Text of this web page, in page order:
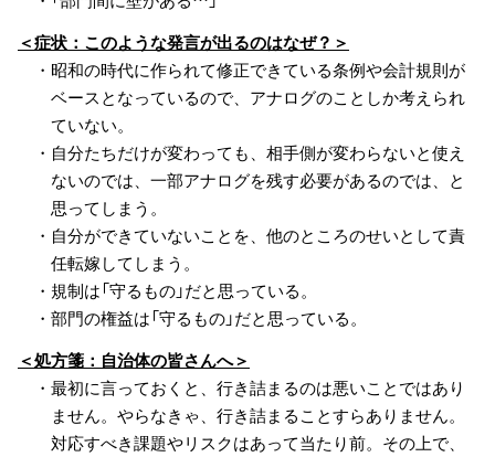
＜症状：このような発言が出るのはなぜ？＞
・昭和の時代に作られて修正できている条例や会計規則が
ベースとなっているので、アナログのことしか考えられ
ていない。
・自分たちだけが変わっても、相手側が変わらないと使え
ないのでは、一部アナログを残す必要があるのでは、と
思ってしまう。
・自分ができていないことを、他のところのせいとして責
任転嫁してしまう。
・規制は「守るもの」だと思っている。
・部門の権益は「守るもの」だと思っている。
＜処方箋：自治体の皆さんへ＞
・最初に言っておくと、行き詰まるのは悪いことではあり
ません。やらなきゃ、行き詰まることすらありません。
対応すべき課題やリスクはあって当たり前。その上で、